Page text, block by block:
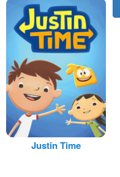
Justin Time